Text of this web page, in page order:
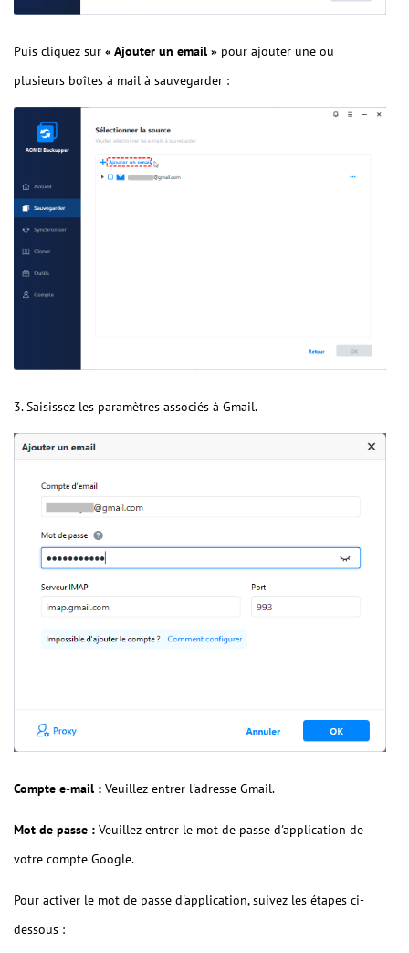
Puis cliquez sur « Ajouter un email » pour ajouter une ou
plusieurs boîtes à mail à sauvegarder :
3. Saisissez les paramètres associés à Gmail.
Compte e-mail : Veuillez entrer l'adresse Gmail.
Mot de passe : Veuillez entrer le mot de passe d'application de
votre compte Google.
Pour activer le mot de passe d'application, suivez les étapes ci-
dessous :